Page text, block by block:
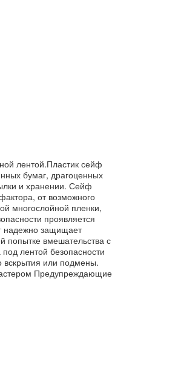
лентой.Пластик сейф
бумаг, драгоценных
и хранении. Сейф
от возможного
многослойной пленки,
проявляется
надежно защищает
попытке вмешательства с
лентой безопасности
вскрытия или подмены.
Предупреждающие